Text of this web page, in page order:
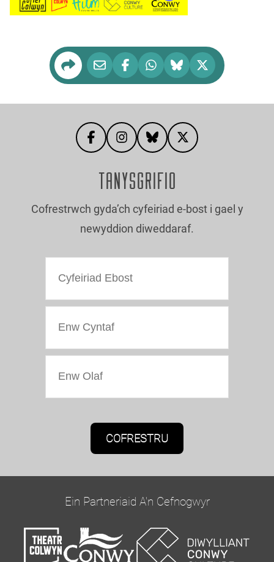
TANYSGRIFIO
Cofrestrwch gyda’ch cyfeiriad e-bost i gael y
newyddion diweddaraf.
Caniatâd Marchnata
Bydd Oriel Colwyn yn defnyddio'r wybodaeth a
Cadarnhewch yr hoffech glywed gennym trwy e-
bost trwy dicio'r blwch isod:
Ein Partneriaid A'n Cefnogwyr